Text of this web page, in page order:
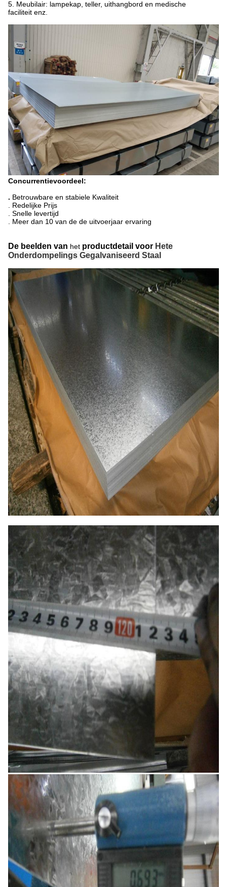
5. Meubilair: lampekap, teller, uithangbord en medische
faciliteit enz.
Concurrentievoordeel:
. Betrouwbare en stabiele Kwaliteit
. Redelijke Prijs
. Snelle levertijd
. Meer dan 10 van de de uitvoerjaar ervaring
De beelden van het productdetail voor Hete
Onderdompelings Gegalvaniseerd Staal